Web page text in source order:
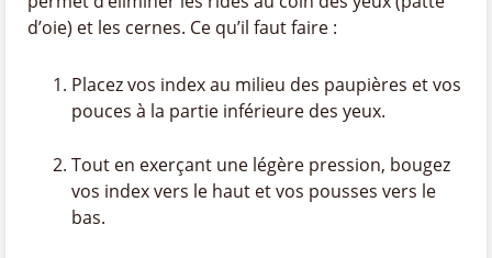
d’oie) et les cernes. Ce qu’il faut faire :
Placez vos index au milieu des paupières et vos
pouces à la partie inférieure des yeux.
Tout en exerçant une légère pression, bougez
vos index vers le haut et vos pousses vers le
bas.